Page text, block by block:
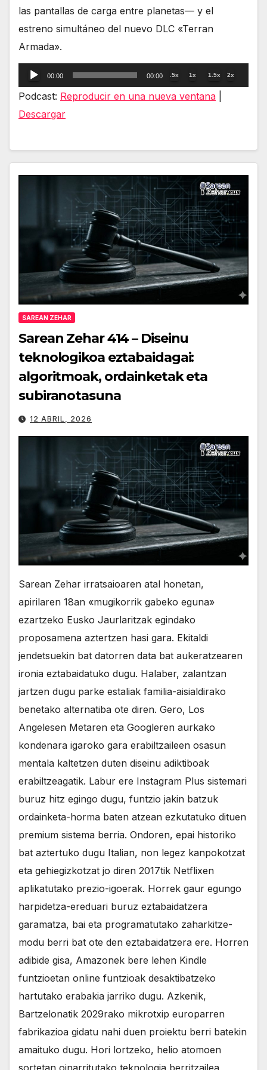
las pantallas de carga entre planetas— y el
estreno simultáneo del nuevo DLC «Terran
Armada».
Reproductor
de
00:00 00:00 .5x 1x 1.5x 2x
Podcast: Reproducir en una nueva ventana
Descargar
SAREAN ZEHAR
Sarean Zehar 414 – Diseinu
teknologikoa eztabaidagai:
algoritmoak, ordainketak eta
subiranotasuna
12 ABRIL, 2026
Sarean Zehar irratsaioaren atal honetan,
apirilaren 18an «mugikorrik gabeko eguna»
ezartzeko Eusko Jaurlaritzak egindako
proposamena aztertzen hasi gara. Ekitaldi
jendetsuekin bat datorren data bat aukeratzearen
ironia eztabaidatuko dugu. Halaber, zalantzan
jartzen dugu parke estaliak familia-aisialdirako
benetako alternatiba ote diren. Gero, Los
Angelesen Metaren eta Googleren aurkako
kondenara igaroko gara erabiltzaileen osasun
mentala kaltetzen duten diseinu adiktiboak
erabiltzeagatik. Labur ere Instagram Plus sistemari
buruz hitz egingo dugu, funtzio jakin batzuk
ordainketa-horma baten atzean ezkutatuko dituen
premium sistema berria. Ondoren, epai historiko
bat aztertuko dugu Italian, non legez kanpokotzat
eta gehiegizkotzat jo diren 2017tik Netflixen
aplikatutako prezio-igoerak. Horrek gaur egungo
harpidetza-ereduari buruz eztabaidatzera
garamatza, bai eta programatutako zaharkitze-
modu berri bat ote den eztabaidatzera ere. Horren
adibide gisa, Amazonek bere lehen Kindle
funtzioetan online funtzioak desaktibatzeko
hartutako erabakia jarriko dugu. Azkenik,
Bartzelonatik 2029rako mikrotxip europarren
fabrikazioa gidatu nahi duen proiektu berri batekin
amaituko dugu. Hori lortzeko, helio atomoen
sortetan oinarritutako teknologia berritzailea